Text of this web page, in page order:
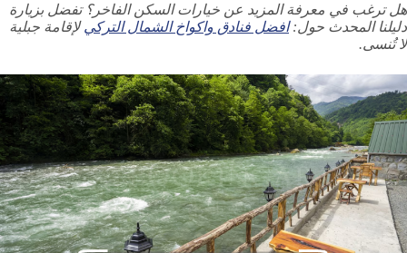
هل ترغب في معرفة المزيد عن خيارات السكن الفاخر؟ تفضل بزيارة
دليلنا المحدث حول:افضل فنادق واكواخ الشمال التركيلإقامة جبلية
لا تُنسى.